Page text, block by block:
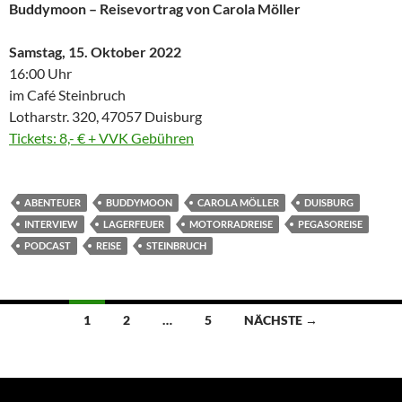
Buddymoon – Reisevortrag von Carola Möller
Samstag, 15. Oktober 2022
16:00 Uhr
im Café Steinbruch
Lotharstr. 320, 47057 Duisburg
Tickets: 8,- € + VVK Gebühren
ABENTEUER BUDDYMOON CAROLA MÖLLER
DUISBURG
INTERVIEW
LAGERFEUER MOTORRADREISE
PEGASOREISE
PODCAST
REISE STEINBRUCH
Beitragsnavigation
1 2 … 5 NÄCHSTE →